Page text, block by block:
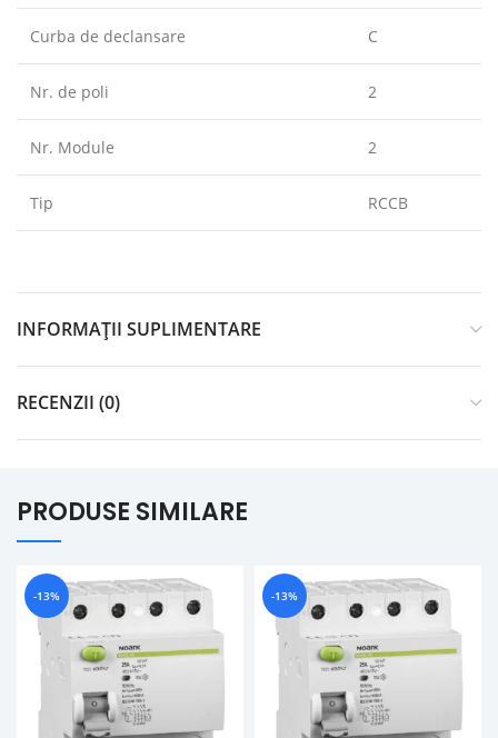
Curba de declansare C
Nr. de poli 2
Nr. Module 2
Tip RCCB
INFORMAȚII SUPLIMENTARE
RECENZII (0)
PRODUSE SIMILARE
-13% -13%